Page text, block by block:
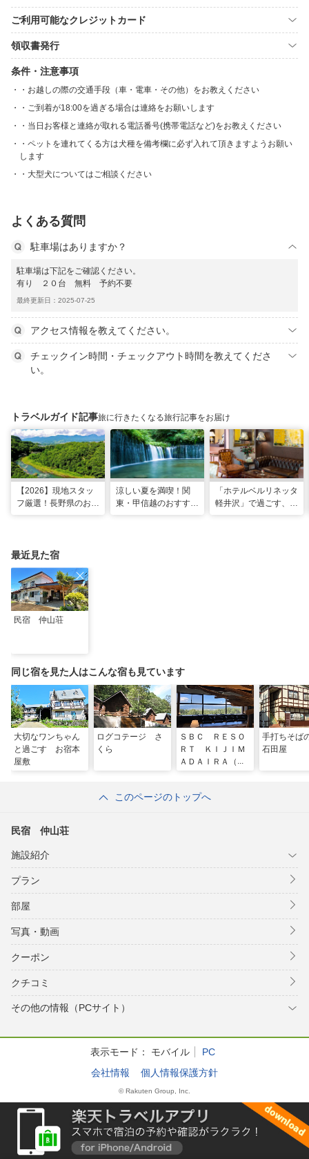
ご利用可能なクレジットカード
領収書発行
条件・注意事項
・お越しの際の交通手段（車・電車・その他）をお教えください
・ご到着が18:00を過ぎる場合は連絡をお願いします
・当日お客様と連絡が取れる電話番号(携帯電話など)をお教えください
・ペットを連れてくる方は犬種を備考欄に必ず入れて頂きますようお願い
します
・大型犬についてはご相談ください
よくある質問
駐車場はありますか？
駐車場は下記をご確認ください。
有り ２０台 無料 予約不要
最終更新日：2025-07-25
アクセス情報を教えてください。
チェックイン時間・チェックアウト時間を教えてくださ
い。
トラベルガイド記事旅に行きたくなる旅行記事をお届け
【2026】現地スタッ
フ厳選！長野県のおす
涼しい夏を満喫！関
東・甲信越のおすすめ
「ホテルベルリネッタ
軽井沢」で過ごす、ア
最近見た宿
民宿 仲山荘
同じ宿を見た人はこんな宿も見ています
大切なワンちゃん
と過ごす お宿本
屋敷
ログコテージ さ
くら
ＳＢＣ ＲＥＳＯ
ＲＴ ＫＩＪＩＭ
ＡＤＡＩＲＡ（旧
手打ちそ
石田屋
このページのトップへ
民宿 仲山荘
施設紹介
プラン
部屋
写真・動画
クーポン
クチコミ
その他の情報（PCサイト）
表示モード： モバイル
PC
会社情報
個人情報保護方針
© Rakuten Group, Inc.